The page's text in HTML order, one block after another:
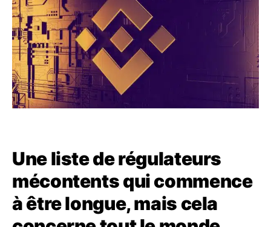
Une liste de régulateurs
mécontents qui commence
à être longue, mais cela